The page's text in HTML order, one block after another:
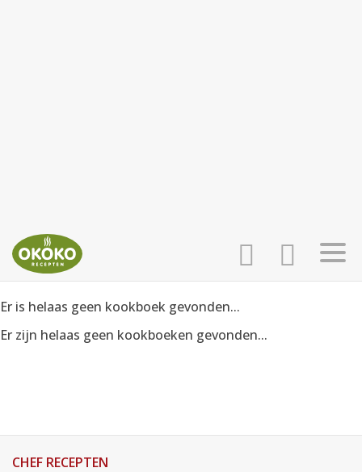
INLOGGEN
HOME
WEEKMENU'S
Er is helaas geen kookboek gevonden...
Er zijn helaas geen kookboeken gevonden...
CHEF RECEPTEN